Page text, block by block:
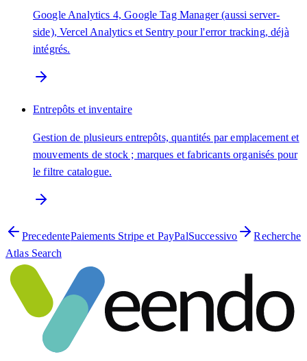
Google Analytics 4, Google Tag Manager (aussi server-
side), Vercel Analytics et Sentry pour l'error tracking, déjà
intégrés.
Entrepôts et inventaire
Gestion de plusieurs entrepôts, quantités par emplacement et
mouvements de stock ; marques et fabricants organisés pour
le filtre catalogue.
PrecedentePaiements Stripe et PayPalSuccessivo
Recherche
Atlas Search